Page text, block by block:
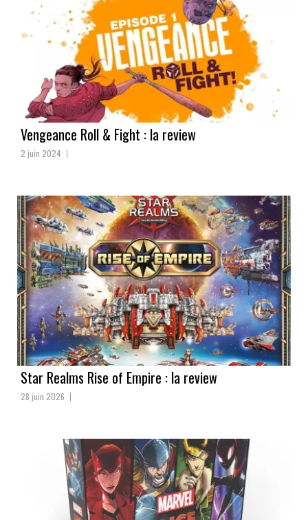
Vengeance Roll & Fight : la review
2 juin 2024
Star Realms Rise of Empire : la review
28 juin 2026